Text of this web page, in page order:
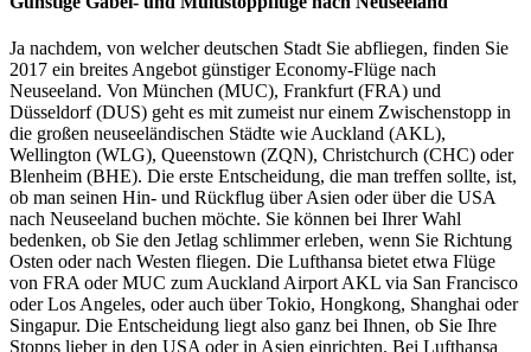
Ja nachdem, von welcher deutschen Stadt Sie abfliegen, finden Sie
2017 ein breites Angebot günstiger Economy-Flüge nach
Neuseeland. Von München (MUC), Frankfurt (FRA) und
Düsseldorf (DUS) geht es mit zumeist nur einem Zwischenstopp in
die großen neuseeländischen Städte wie Auckland (AKL),
Wellington (WLG), Queenstown (ZQN), Christchurch (CHC) oder
Blenheim (BHE). Die erste Entscheidung, die man treffen sollte, ist,
ob man seinen Hin- und Rückflug über Asien oder über die USA
nach Neuseeland buchen möchte. Sie können bei Ihrer Wahl
bedenken, ob Sie den Jetlag schlimmer erleben, wenn Sie Richtung
Osten oder nach Westen fliegen. Die Lufthansa bietet etwa Flüge
von FRA oder MUC zum Auckland Airport AKL via San Francisco
oder Los Angeles, oder auch über Tokio, Hongkong, Shanghai oder
Singapur. Die Entscheidung liegt also ganz bei Ihnen, ob Sie Ihre
Stopps lieber in den USA oder in Asien einrichten. Bei Lufthansa